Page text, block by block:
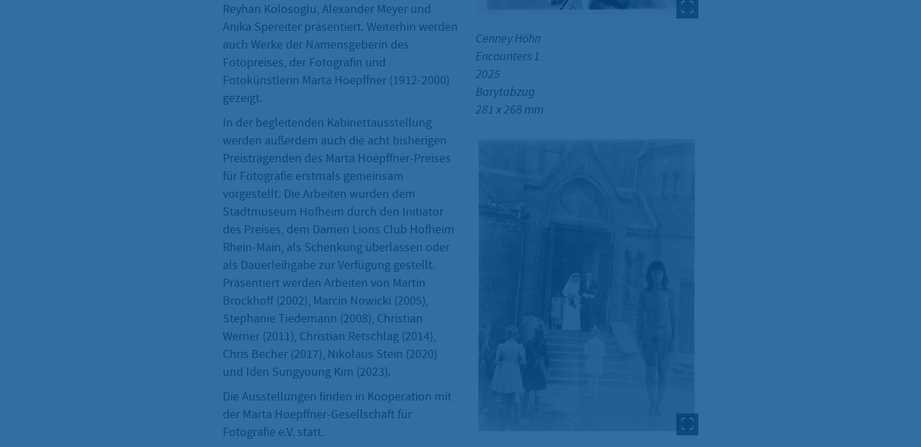
Cenney Höhn
Encounters 1
2025
Barytabzug
281 x 268 mm
Reyhan Kolosoglu, Alexander Meyer und
Anika Spereiter präsentiert. Weiterhin werden
auch Werke der Namensgeberin des
Fotopreises, der Fotografin und
Fotokünstlerin Marta Hoepffner (1912-2000)
gezeigt.
In der begleitenden Kabinettausstellung
werden außerdem auch die acht bisherigen
Preistragenden des Marta Hoepffner-Preises
für Fotografie erstmals gemeinsam
vorgestellt. Die Arbeiten wurden dem
Stadtmuseum Hofheim durch den Initiator
des Preises, dem Damen Lions Club Hofheim
Rhein-Main, als Schenkung überlassen oder
als Dauerleihgabe zur Verfügung gestellt.
Präsentiert werden Arbeiten von Martin
Brockhoff (2002), Marcin Nowicki (2005),
Stephanie Tiedemann (2008), Christian
Werner (2011), Christian Retschlag (2014),
Chris Becher (2017), Nikolaus Stein (2020)
und Iden Sungyoung Kim (2023).
Die Ausstellungen finden in Kooperation mit
der Marta Hoepffner-Gesellschaft für
Fotografie e.V. statt.